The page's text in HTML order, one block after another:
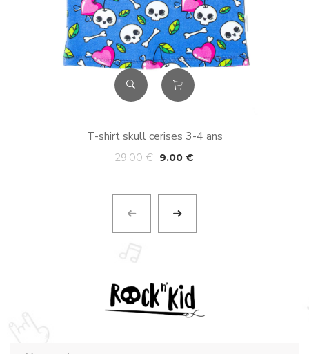
T-shirt skull cerises 3-4 ans
29.00€ 9.00 €